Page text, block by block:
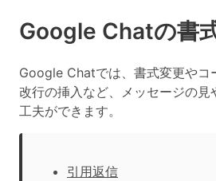
Google Chatの書
Google Chatでは、書式変更やコ
改行の挿入など、メッセージの見
工夫ができます。
引用返信